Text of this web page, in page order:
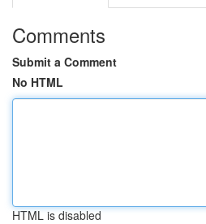
Comments
Submit a Comment
No HTML
HTML is disabled